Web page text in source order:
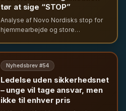
tør at sige “STOP”
Analyse af Novo Nordisks stop for
hjemmearbejde og store
fleksibilitet og kontrol, når vækst
afløses af usikkerhed og
strategiske ændringer.
Nyhedsbrev #54
Ledelse uden sikkerhedsnet
– unge vil tage ansvar, men
ikke til enhver pris